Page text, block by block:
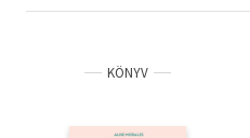
KÖNYV